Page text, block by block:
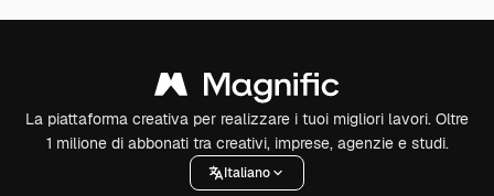
La piattaforma creativa per realizzare i tuoi migliori lavori. Oltre
1 milione di abbonati tra creativi, imprese, agenzie e studi.
Italiano